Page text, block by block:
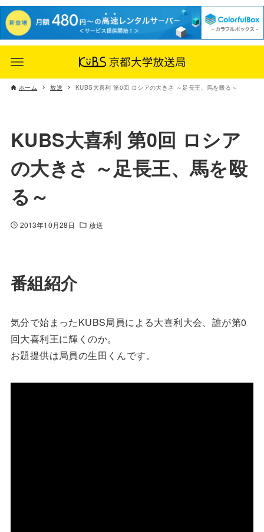
ホーム 放送 KUBS大喜利 第0回 ロシアの大きさ ～足長王、馬を殴る～
KUBS大喜利 第0回 ロシア
の大きさ ～足長王、馬を殴
る～
2013年10月28日 放送
番組紹介
気分で始まったKUBS局員による大喜利大会、誰が第0
回大喜利王に輝くのか。
お題提供は局員の生田くんです。